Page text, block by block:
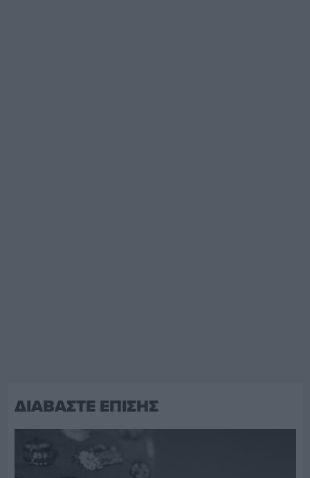
ΔΙΑΒΑΣΤΕ ΕΠΙΣΗΣ